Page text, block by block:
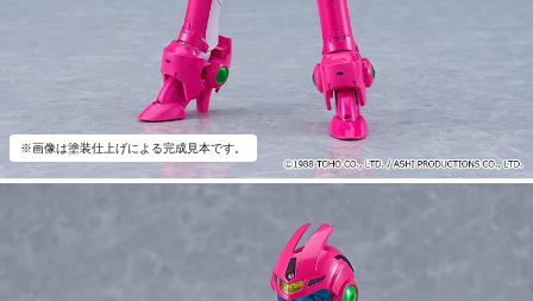
※画像は塗装仕上げによる完成見本です。